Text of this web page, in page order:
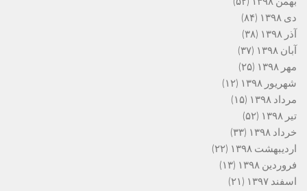
دی ۱۳۹۸
(۸۴)
آذر ۱۳۹۸
(۳۸)
آبان ۱۳۹۸
(۳۷)
مهر ۱۳۹۸
(۲۵)
شهریور ۱۳۹۸
(۱۲)
مرداد ۱۳۹۸
(۱۵)
تیر ۱۳۹۸
(۵۲)
خرداد ۱۳۹۸
(۳۳)
اردیبهشت ۱۳۹۸
(۲۲)
فروردین ۱۳۹۸
(۱۳)
اسفند ۱۳۹۷
(۲۱)